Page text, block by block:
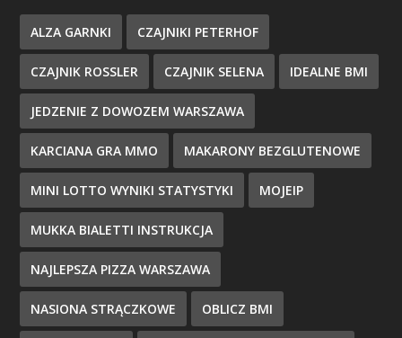
ALZA GARNKI CZAJNIKI PETERHOF
CZAJNIK ROSSLER CZAJNIK SELENA IDEALNE BMI
JEDZENIE Z DOWOZEM WARSZAWA
KARCIANA GRA MMO MAKARONY BEZGLUTENOWE
MINI LOTTO WYNIKI STATYSTYKI MOJEIP
MUKKA BIALETTI INSTRUKCJA
NAJLEPSZA PIZZA WARSZAWA
NASIONA STRĄCZKOWE OBLICZ BMI